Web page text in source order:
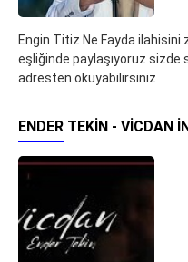
Engin Titiz Ne Fayda
eşliğinde paylaşıyoruz sizde
adresten okuyabilirsiniz
ENDER TEKIN - VICDAN